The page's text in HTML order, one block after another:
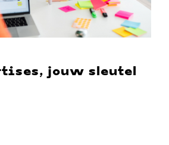
jouw sleutel